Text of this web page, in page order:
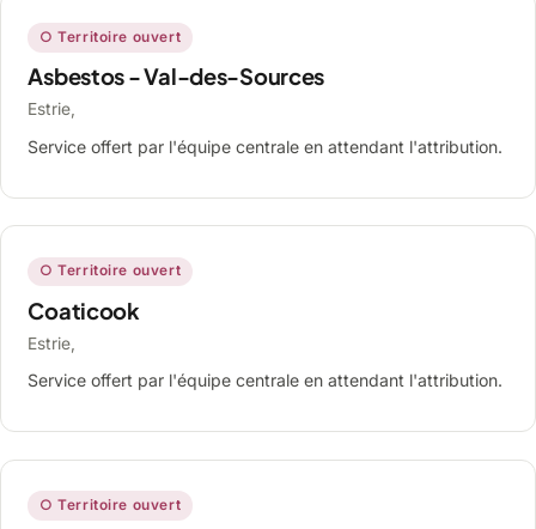
○ Territoire ouvert
Asbestos - Val-des-Sources
Estrie,
Service offert par l'équipe centrale en attendant l'attribution.
○ Territoire ouvert
Coaticook
Estrie,
Service offert par l'équipe centrale en attendant l'attribution.
○ Territoire ouvert